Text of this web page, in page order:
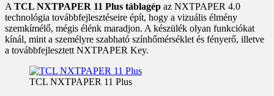
A TCL NXTPAPER 11 Plus táblagép az NXTPAPER 4.0
technológia továbbfejlesztéseire épít, hogy a vizuális élmény
szemkímélő, mégis élénk maradjon. A készülék olyan funkciókat
kínál, mint a személyre szabható színhőmérséklet és fényerő, illetve
a továbbfejlesztett NXTPAPER Key.
TCL NXTPAPER 11 Plus